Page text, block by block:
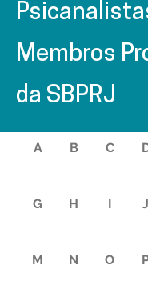
Membros
da SBPRJ
A B C
G H I J
M N O